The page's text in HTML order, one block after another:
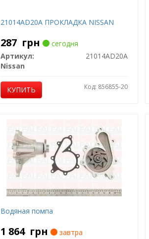
21014AD20A ПРОКЛАДКА NISSAN
287 грн
сегодня
Артикул:
21014AD20A
Nissan
КУПИТЬ Код: 856855-20
Водяная помпа
1 864 грн
завтра